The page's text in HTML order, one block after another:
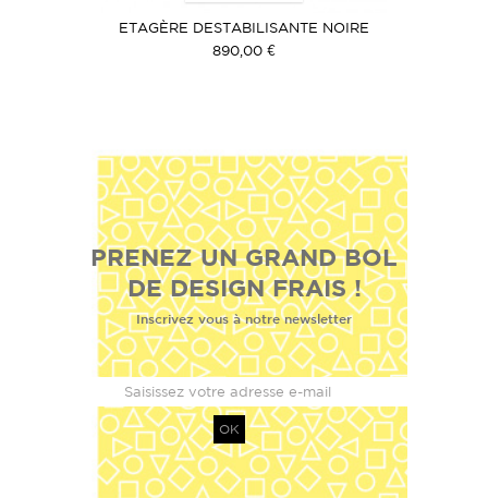
ETAGÈRE DESTABILISANTE NOIRE
890,00 €
PRENEZ UN GRAND BOL
DE DESIGN FRAIS !
Inscrivez vous à notre newsletter
OK